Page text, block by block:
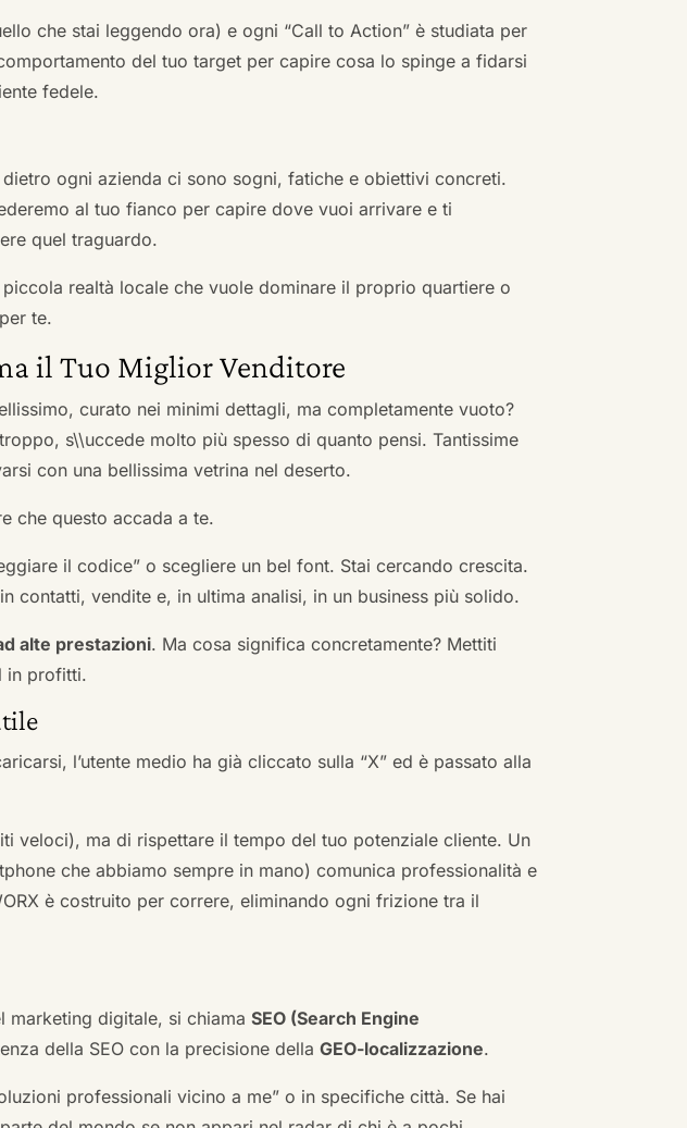
che stai leggendo ora) e ogni “Call to Action” è studiata per
del tuo target per capire cosa lo spinge a fidarsi
fedele.
ogni azienda ci sono sogni, fatiche e obiettivi concreti.
al tuo fianco per capire dove vuoi arrivare e ti
quel traguardo.
realtà locale che vuole dominare il proprio quartiere o
te.
il Tuo Miglior Venditore
curato nei minimi dettagli, ma completamente vuoto?
s\\uccede molto più spesso di quanto pensi. Tantissime
con una bellissima vetrina nel deserto.
che questo accada a te.
il codice” o scegliere un bel font. Stai cercando crescita.
contatti, vendite e, in ultima analisi, in un business più solido.
alte prestazioni. Ma cosa significa concretamente? Mettiti
in profitti.
l’utente medio ha già cliccato sulla “X” ed è passato alla
veloci), ma di rispettare il tempo del tuo potenziale cliente. Un
che abbiamo sempre in mano) comunica professionalità e
è costruito per correre, eliminando ogni frizione tra il
marketing digitale, si chiamaSEO (Search Engine
della SEO con la precisione dellaGEO-localizzazione.
professionali vicino a me” o in specifiche città. Se hai